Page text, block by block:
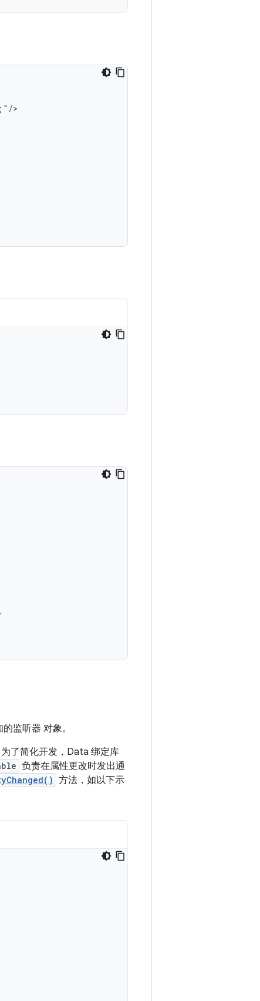
>
监听器 对象。
了简化开发，Data 绑定库
负责在属性更改时发出通
方法，如以下示